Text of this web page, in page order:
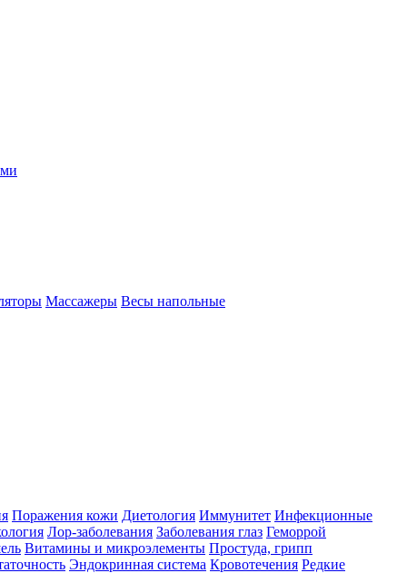
Массажеры Весы напольные
Поражения кожи Диетология Иммунитет Инфекционные
Лор-заболевания Заболевания глаз Геморрой
Витамины и микроэлементы Простуда, грипп
Эндокринная система Кровотечения Редкие